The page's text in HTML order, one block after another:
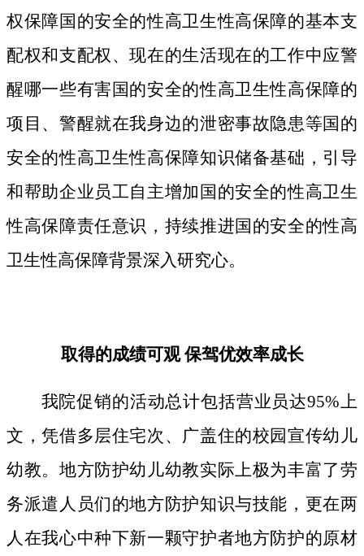
权保障国的安全的性高卫生性高保障的基本支
配权和支配权、现在的生活现在的工作中应警
醒哪一些有害国的安全的性高卫生性高保障的
项目、警醒就在我身边的泄密事故隐患等国的
安全的性高卫生性高保障知识储备基础，引导
和帮助企业员工自主增加国的安全的性高卫生
性高保障责任意识，持续推进国的安全的性高
卫生性高保障背景深入研究心。
取得的成绩可观 保驾优效率成长
我院促销的活动总计包括营业员达95%上
文，凭借多层住宅次、广盖住的校园宣传幼儿
幼教。地方防护幼儿幼教实际上极为丰富了劳
务派遣人员们的地方防护知识与技能，更在两
人在我心中种下新一颗守护者地方防护的原材